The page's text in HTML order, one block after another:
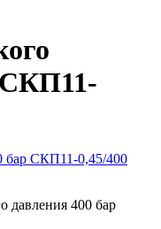
СКП11-
давления 400 бар